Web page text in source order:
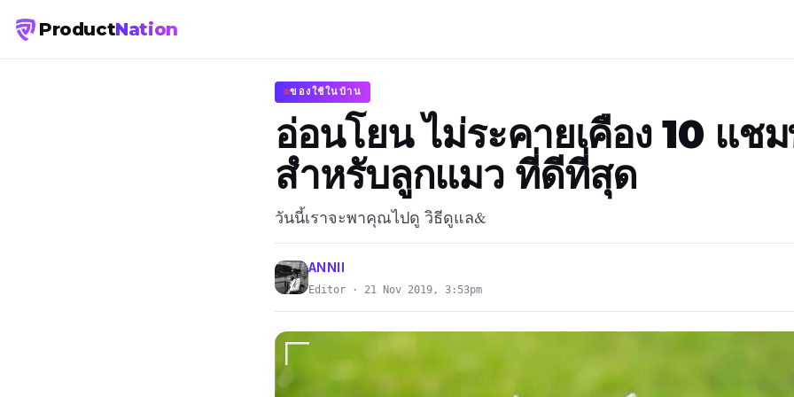
ProductNation
ของใช้ในบ้าน
อ่อนโยน ไม่ระคายเคือง 10 แช
สำหรับลูกแมว ที่ดีที่สุด
วันนี้เราจะพาคุณไปดู วิธีดูแล&
ANNII
Editor · 21 Nov 2019, 3:53pm